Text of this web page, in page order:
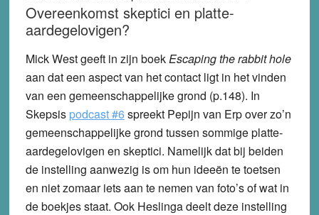
Overeenkomst skeptici en platte-
aardegelovigen?
Mick West geeft in zijn boekEscaping the rabbit hole
aan dat een aspect van het contact ligt in het vinden
van een gemeenschappelijke grond (p.148). In
Skepsis podcast #6spreekt Pepijn van Erp over zo’n
gemeenschappelijke grond tussen sommige platte-
aardegelovigen en skeptici. Namelijk dat bij beiden
de instelling aanwezig is om hun ideeën te toetsen
en niet zomaar iets aan te nemen van foto’s of wat in
de boekjes staat. Ook Heslinga deelt deze instelling